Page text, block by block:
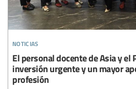
noticias
El personal docente de Asia y el
inversión urgente y un mayor
profesión